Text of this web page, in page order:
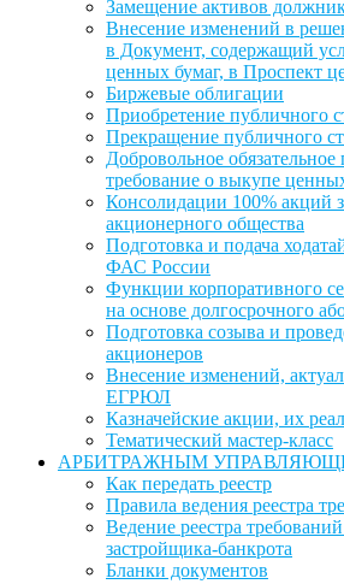
Замещение активов
Внесение изменений в
в Документ, содержащий
ценных бумаг, в Проспект
Биржевые облигации
Приобретение публичного
Прекращение публичного
Добровольное
требование о выкупе
Консолидации 100% акций
акционерного общества
Подготовка и подача
ФАС России
Функции корпоративного
на основе долгосрочного
Подготовка созыва и
акционеров
Внесение изменений,
ЕГРЮЛ
Казначейские акции, их
Тематический мастер-класс
АРБИТРАЖНЫМ
Как передать реестр
Правила ведения реестра
Ведение реестра
застройщика-банкрота
Бланки документов